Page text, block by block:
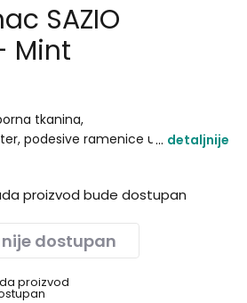
SAZIO
Mint
tkanina,
podesive ramenice u oblikudetaljnije
proizvod bude dostupan
dostupan
proizvod